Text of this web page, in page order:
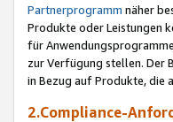
Partnerprogramm näher
Produkte oder Leistungen
für
zur Verfügung stellen. Der
in Bezug auf Produkte, die
2.Compliance-